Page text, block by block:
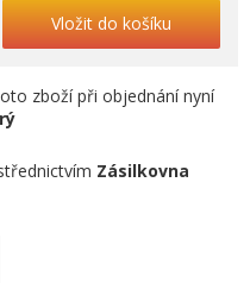
Vložit do košíku
zboží při objednání nyní
Zásilkovna